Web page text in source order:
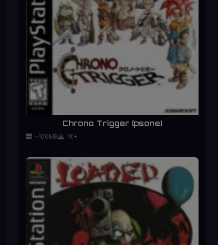
Chrono Trigger [psone]
~100MB 1K+